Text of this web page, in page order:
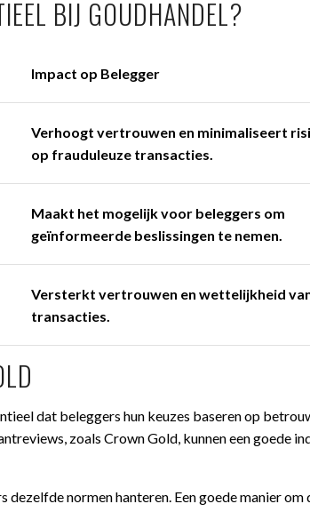
BIJ GOUDHANDEL?
Impact op Belegger
Verhoogt vertrouwen en minimaliseert
op frauduleuze transacties.
Maakt het mogelijk voor beleggers om
geïnformeerde beslissingen te nemen.
Versterkt vertrouwen en wettelijkheid
transacties.
dat beleggers hun keuzes baseren op
zoals Crown Gold, kunnen een goede
normen hanteren. Een goede manier om